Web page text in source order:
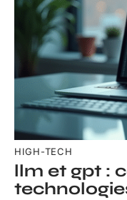
HIGH-TECH
llm et gpt :